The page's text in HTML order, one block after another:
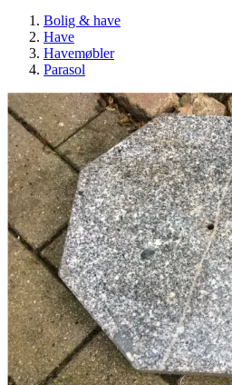
Bolig & have
Have
Havemøbler
Parasol